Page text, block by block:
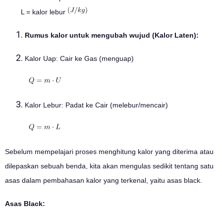
L = kalor lebur
Rumus kalor untuk mengubah wujud (Kalor Laten):
Kalor Uap: Cair ke Gas (menguap)
Kalor Lebur: Padat ke Cair (melebur/mencair)
Sebelum mempelajari proses menghitung kalor yang diterima atau
dilepaskan sebuah benda, kita akan mengulas sedikit tentang satu
asas dalam pembahasan kalor yang terkenal, yaitu asas black.
Asas Black: